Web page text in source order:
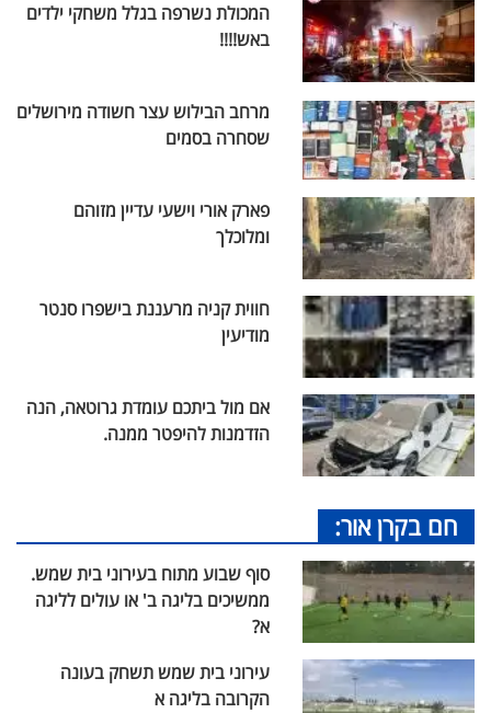
המכולת נשרפה בגלל משחקי ילדים
באש!!!!
מרחב הבילוש עצר חשודה מירושלים
שסחרה בסמים
פארק אורי וישעי עדיין מזוהם
ומלוכלך
חווית קניה מרעננת בישפרו סנטר
מודיעין
אם מול ביתכם עומדת גרוטאה, הנה
הזדמנות להיפטר ממנה.
חם בקרן אור:
סוף שבוע מתוח בעירוני בית שמש.
ממשיכים בליגה ב' או עולים לליגה
א?
עירוני בית שמש תשחק בעונה
הקרובה בליגה א